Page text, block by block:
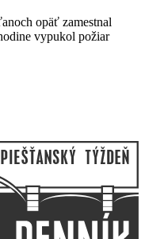
opäť zamestnal
vypukol požiar